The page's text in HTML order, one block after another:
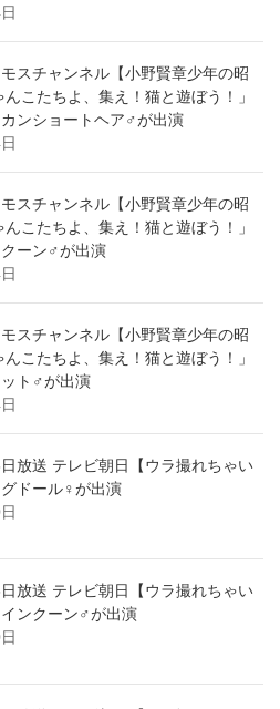
スチャンネル【小野賢章少年の昭
こたちよ、集え！猫と遊ぼう！」
ンショートヘア♂が出演
スチャンネル【小野賢章少年の昭
こたちよ、集え！猫と遊ぼう！」
ーン♂が出演
スチャンネル【小野賢章少年の昭
こたちよ、集え！猫と遊ぼう！」
ト♂が出演
放送 テレビ朝日【ウラ撮れちゃい
ドール♀が出演
放送 テレビ朝日【ウラ撮れちゃい
ンクーン♂が出演